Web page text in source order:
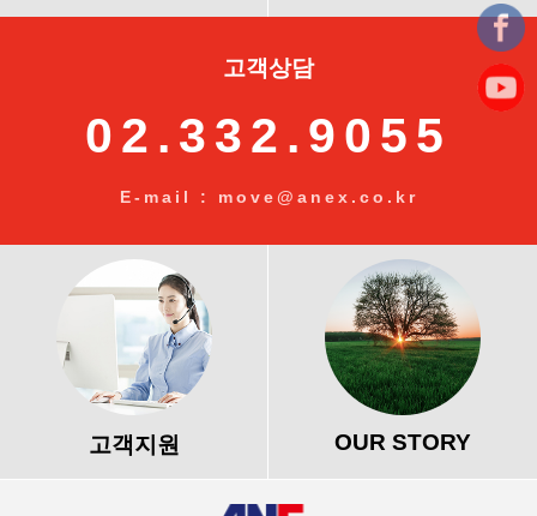
고객상담
02.332.9055
E-mail : move@anex.co.kr
고객지원 OUR STORY